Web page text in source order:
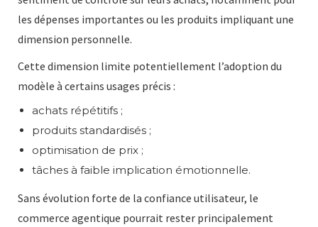
les dépenses importantes ou les produits impliquant une
dimension personnelle.
Cette dimension limite potentiellement l’adoption du
modèle à certains usages précis :
achats répétitifs ;
produits standardisés ;
optimisation de prix ;
tâches à faible implication émotionnelle.
Sans évolution forte de la confiance utilisateur, le
commerce agentique pourrait rester principalement